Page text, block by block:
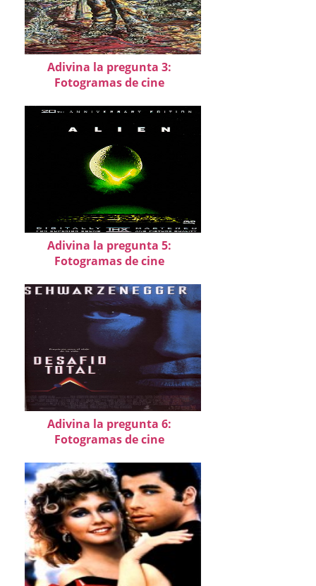
Adivina la pregunta 3:
Fotogramas de cine
Adivina la pregunta 5:
Fotogramas de cine
Adivina la pregunta 6:
Fotogramas de cine